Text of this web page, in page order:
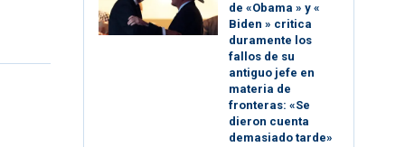
de «Obama » y «
Biden » critica
duramente los
fallos de su
antiguo jefe en
materia de
fronteras: «Se
dieron cuenta
demasiado tarde»